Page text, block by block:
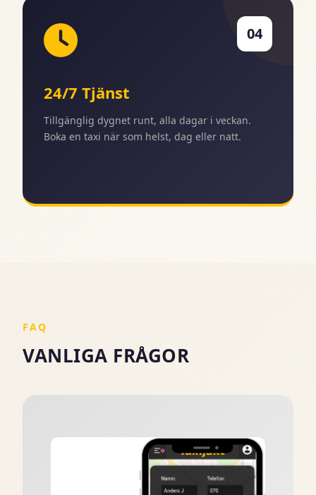
04
24/7 Tjänst
Tillgänglig dygnet runt, alla dagar i veckan.
Boka en taxi när som helst, dag eller natt.
FAQ
VANLIGA FRÅGOR